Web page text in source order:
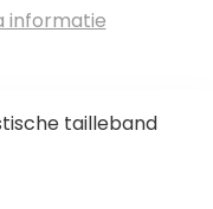
informatie
tailleband